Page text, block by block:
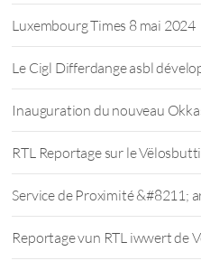
Luxembourg Times 8 mai 2024
Le Cigl Differdange asbl
Inauguration du nouveau
RTL Reportage sur le
Service de Proximité &#8211;
Reportage vun RTL iwwert de